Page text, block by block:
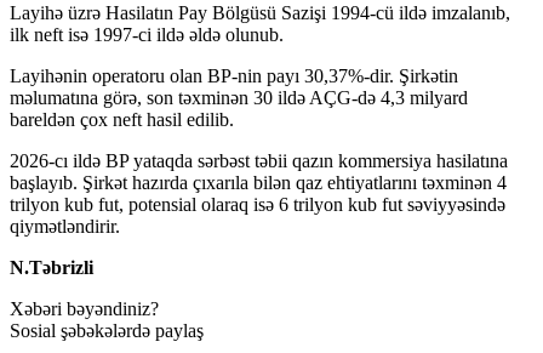
Layihə üzrə Hasilatın Pay Bölgüsü Sazişi 1994-cü ildə imzalanıb,
ilk neft isə 1997-ci ildə əldə olunub.
Layihənin operatoru olan BP-nin payı 30,37%-dir. Şirkətin
məlumatına görə, son təxminən 30 ildə AÇG-də 4,3 milyard
bareldən çox neft hasil edilib.
2026-cı ildə BP yataqda sərbəst təbii qazın kommersiya hasilatına
başlayıb. Şirkət hazırda çıxarıla bilən qaz ehtiyatlarını təxminən 4
trilyon kub fut, potensial olaraq isə 6 trilyon kub fut səviyyəsində
qiymətləndirir.
N.Təbrizli
Xəbəri bəyəndiniz?
Sosial şəbəkələrdə paylaş